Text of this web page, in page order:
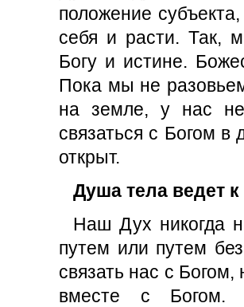
положение
себя и расти. Так,
Богу и истине.
Пока мы не
на земле, у нас не
связаться с Богом
открыт.
Душа тела ведет
Наш Дух никогда
путем или путем
связать нас с
вместе с Богом.